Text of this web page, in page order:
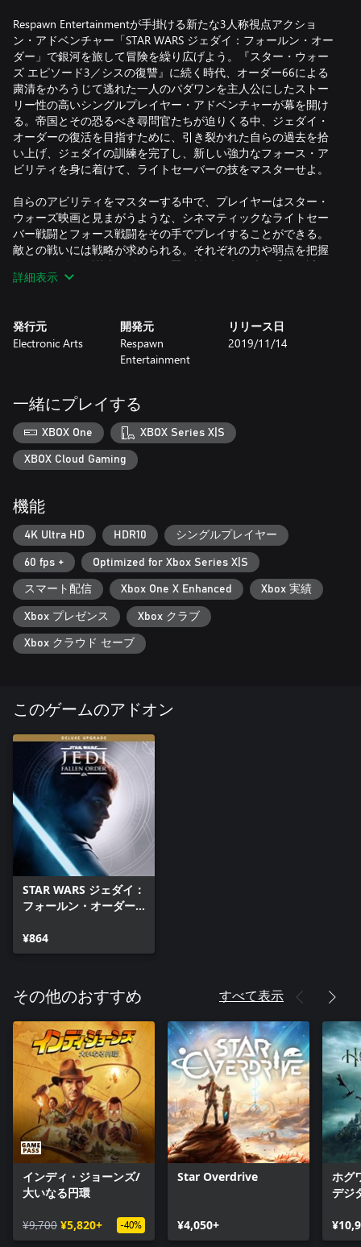
Respawn Entertainmentが手掛ける新たな3人称視点アクショ
ン・アドベンチャー「STAR WARS ジェダイ：フォールン・オー
ダー」で銀河を旅して冒険を繰り広げよう。『スター・ウォー
ズ エピソード3／シスの復讐』に続く時代、オーダー66による
粛清をかろうじて逃れた一人のパダワンを主人公にしたストー
リー性の高いシングルプレイヤー・アドベンチャーが幕を開け
る。帝国とその恐るべき尋問官たちが迫りくる中、ジェダイ・
オーダーの復活を目指すために、引き裂かれた自らの過去を拾
い上げ、ジェダイの訓練を完了し、新しい強力なフォース・ア
ビリティを身に着けて、ライトセーバーの技をマスターせよ。
自らのアビリティをマスターする中で、プレイヤーはスター・
ウォーズ映画と見まがうような、シネマティックなライトセー
バー戦闘とフォース戦闘をその手でプレイすることができる。
敵との戦いには戦略が求められる。それぞれの力や弱点を把握
し、ジェダイの訓練を活かして賢く戦い、先に待ち受ける謎を
解き明かそう。
ーションや武器、装備、敵などはもちろん、シリーズ初となる
キャラクターやロケーション、クリーチャーやドロイド、恐る
べき敵も登場する。スター・ウォーズの歴史に則り、待ち受け
雄から追われる立場へと落とされた時代、帝国がジェダイの根
絶やしを目論む中で、プレイヤーは残されたオーダーの復活を
図るために、生き延び、滅びた古代文明の謎を探らなければな
らない。
主な特徴
● シネマティックで、臨場感あふれる戦闘 – 「ジェダイ：フォ
ールン・オーダー」では、ストライク、パリー、ドッジなどを
駆使する革新的なライトセーバー戦闘システムと一連の強力な
フォース・アビリティにより、さまざまな障害を打ち破りなが
ら、ジェダイそのものとなって戦うことができる。戦闘システ
ムは直感的でありながら、マスターするには訓練も必要とな
る。冒険の中で新しいパワーやアビリティを手にする中で練習
を積み、そのすべての力を引き出せるようになろう。
● 新しいジェダイの物語が始まる – 主人公は帝国に追われるか
ればならない。元ジェダイの騎士や気難し屋のパイロット、恐
れ知らずのドロイドの助けを得ながら、邪悪な帝国の手を逃れ
るストーリー性の高いアドベンチャーが待ち受けている。銀河
を旅して、戦闘・探索・謎解きにフォーカスした幅広いチャレ
ンジを乗り越えよう。
● 銀河を旅しよう – 「ジェダイ：フォールン・オーダー」で
は、古代の森、荒涼とした岩の大地、不気味なジャングルなど
の個性的な世界が探索を待っている。いつ、どこへ向かうかは
プレイヤーの自由だ。新たなパワーやアビリティを獲得する中
で、かつて訪ねた場所にも新たな探索の可能性が開けるだろ
う。フォースを駆使して前に進もう。だが、残されたジェダイ
をすべて根絶やしにするため、帝国は常に追ってくる。決して
油断は許されない。
「STAR WARS ジェダイ：フォールン・オーダー デラックス エ
ディション」でストーリーの背景に迫ろう。デラックス エディ
• BD-1用装飾スキン
• スティンガー・マンティス用装飾スキン
• デジタルアートブック
• 「ディレクターズカット」メイキング映像。制作の舞台裏を
紹介する90分を超える動画コンテンツ
条件および制限が適用されます。www.ea.com/ja-jp/legalでご覧
ください。
詳細表示
発行元
Electronic Arts
開発元
Respawn
Entertainment
リリース日
2019/11/14
一緒にプレイする
XBOX One XBOX Series X|S
XBOX Cloud Gaming
機能
4K Ultra HD HDR10 シングルプレイヤー
60 fps + Optimized for Xbox Series X|S
スマート配信 Xbox One X Enhanced Xbox 実績
Xbox プレゼンス Xbox クラブ
Xbox クラウド セーブ
このゲームのアドオン
STAR WARS ジェダイ：
フォールン・オーダー™
ード
¥864
その他のおすすめ すべて表示
インディ・ジョーンズ/
大いなる円環
¥9,700 ¥5,820+ -40%
Star Overdrive
¥4,050+
ホグ
デジ